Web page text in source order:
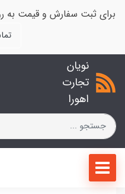
برای ثبت سفارش و قیمت به
نویان
تجارت
اهورا